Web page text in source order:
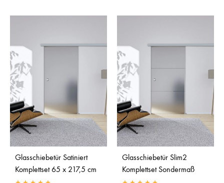
Glasschiebetür Satiniert
Komplettset 65 x 217,5 cm
Glasschiebetür Slim2
Komplettset Sondermaß